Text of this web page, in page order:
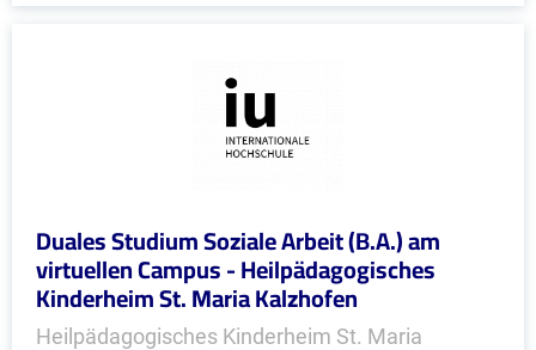
Duales Studium Soziale Arbeit (B.A.) am
virtuellen Campus - Heilpädagogisches
Kinderheim St. Maria Kalzhofen
Heilpädagogisches Kinderheim St. Maria